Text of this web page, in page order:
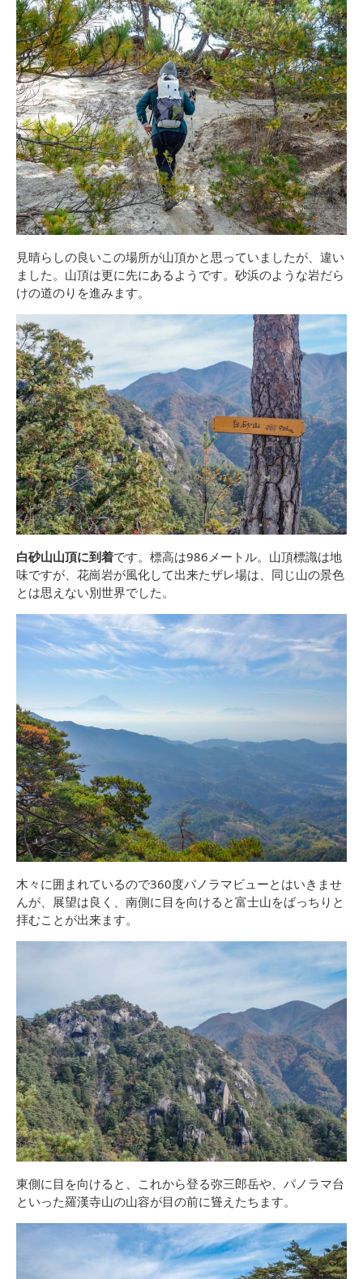
見晴らしの良いこの場所が山頂かと思っていましたが、違い
ました。山頂は更に先にあるようです。砂浜のような岩だら
けの道のりを進みます。
白砂山山頂に到着です。標高は986メートル。山頂標識は地
味ですが、花崗岩が風化して出来たザレ場は、同じ山の景色
とは思えない別世界でした。
木々に囲まれているので360度パノラマビューとはいきませ
んが、展望は良く、南側に目を向けると富士山をばっちりと
拝むことが出来ます。
東側に目を向けると、これから登る弥三郎岳や、パノラマ台
といった羅漢寺山の山容が目の前に聳えたちます。